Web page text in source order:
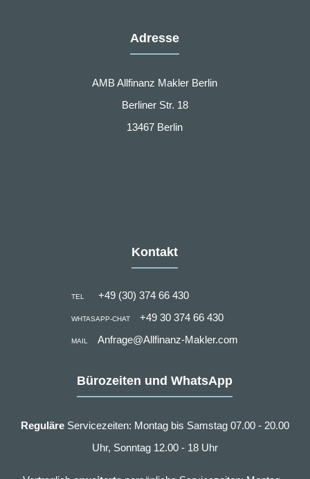
Adresse
AMB Allfinanz Makler Berlin
Berliner Str. 18
13467 Berlin
Kontakt
TEL +49 (30) 374 66 430
WHTASAPP-CHAT +49 30 374 66 430
MAIL Anfrage@Allfinanz-Makler.com
Bürozeiten und WhatsApp
ReguläreServicezeiten: Montag bis Samstag 07.00 - 20.00
Uhr, Sonntag 12.00 - 18 Uhr